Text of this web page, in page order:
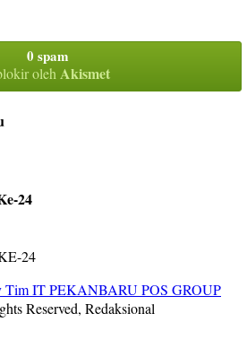
0 spam
oleh Akismet
24
24
Tim IT PEKANBARU POS GROUP
Reserved, Redaksional